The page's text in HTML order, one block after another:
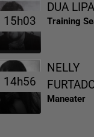
15h03
15h03
DUA LIPA
Training
14h56
14h56
NELLY
Maneater